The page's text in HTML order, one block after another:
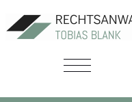
SCHALTE